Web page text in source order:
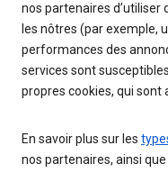
nos partenaires d’utiliser
les nôtres (par exemple,
performances des
services sont
propres cookies, qui sont
En savoir plus sur les
nos partenaires, ainsi